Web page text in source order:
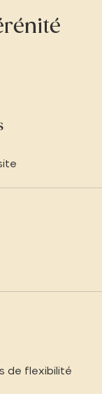
de flexibilité